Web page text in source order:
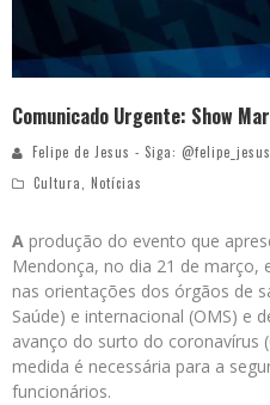
Comunicado Urgente: Show
Felipe de Jesus - Siga:
Cultura, Notícias
A produção do evento que
Mendonça, no dia 21 de
nas orientações dos órgãos de
Saúde) e internacional (OMS) e
avanço do surto do coronavírus
medida é necessária para a
funcionários.